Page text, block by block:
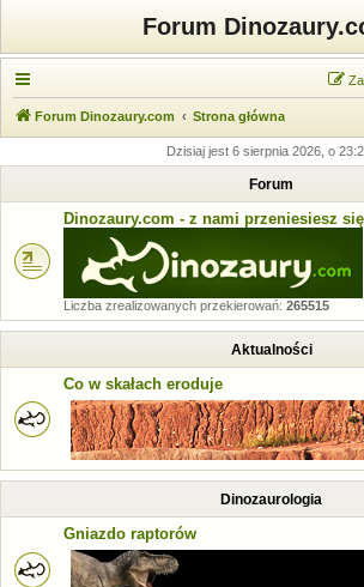
Forum
Forum Dinozaury.com Strona główna
Dzisiaj jest 6 sierpnia 2026, o
Forum
Dinozaury.com - z nami przeniesiesz
Liczba zrealizowanych przekierowań: 265515
Aktualności
Co w skałach eroduje
Dinozaurologia
Gniazdo raptorów